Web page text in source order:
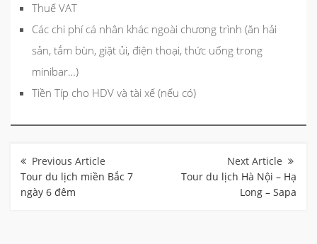
Thuế VAT
Các chi phí cá nhân khác ngoài chương trình (ăn hải
sản, tắm bùn, giặt ủi, điện thoại, thức uống trong
minibar…)
Tiền Típ cho HDV và tài xế (nếu có)
hướng
bài
viết
Tour du lịch miền Bắc 7
ngày 6 đêm
Tour du lịch Hà Nội – Hạ
Long – Sapa